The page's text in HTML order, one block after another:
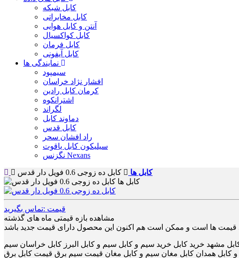
کابل شبکه
کابل مخابراتی
آنتن و کابل هوایی
کابل کواکسیال
کابل فرمان
کابل آیفونی
سیمپود
افشار نژاد خراسان
کرمان کابل رادین
اشترانکوه
لگراند
دماوند کابل
کابل قدس
راد افشان سحر
سیلیکون کابل یاقوت
نگزنس Nexans
کابل ها کابل ده زوجی 0.6 فویل دار قدس
قیمت :تماس بگیرید
مشاهده بازه قیمتی ماه های گذشته
مشهد خرید کابل خرید سیم و کابل سیم و کابل البرز کابل خراسان سیم
و کابل همدان کابل مغان سیم و کابل مغان قیمت سیم برق قیمت کابل برق